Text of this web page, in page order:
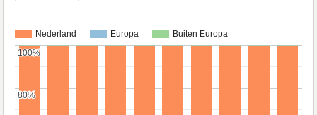
Nederland Europa Buiten Europa
80%
80%
100%
100%